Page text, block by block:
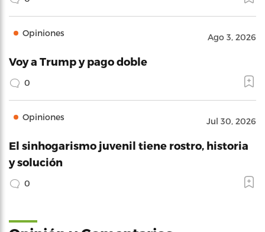
Opiniones Ago 3, 2026
Voy a Trump y pago doble
0
Opiniones Jul 30, 2026
El sinhogarismo juvenil tiene rostro, historia
y solución
0